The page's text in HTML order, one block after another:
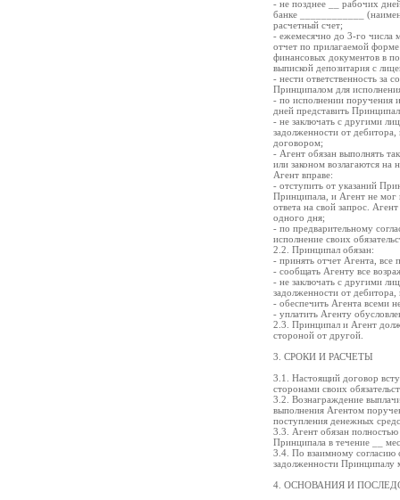
- не позднее __ рабочих
банке ____________
расчетный счет;
- ежемесячно до 3-го числа
отчет по прилагаемой
финансовых документов в
выпиской депозитария с
- нести ответственность за
Принципалом для
- по исполнении поручения
дней представить
- не заключать с другими
задолженности от
договором;
- Агент обязан выполнять
или законом возлагаются на
Агент вправе:
- отступить от указаний
Принципала, и Агент не мог
ответа на свой запрос.
одного дня;
- по предварительному
исполнение своих
2.2. Принципал обязан:
- принять отчет Агента, все
- сообщать Агенту все
- не заключать с другими
задолженности от
- обеспечить Агента всеми
- уплатить Агенту
2.3. Принципал и Агент
стороной от другой.
3. СРОКИ И РАСЧЕТЫ
3.1. Настоящий договор
сторонами своих
3.2. Вознаграждение
выполнения Агентом
поступления денежных
3.3. Агент обязан
Принципала в течение __
3.4. По взаимному согласию
задолженности Принципалу
4. ОСНОВАНИЯ И